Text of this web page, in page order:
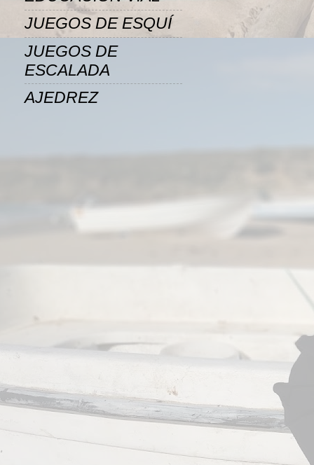
JUEGOS DE ESQUÍ
JUEGOS DE
ESCALADA
AJEDREZ